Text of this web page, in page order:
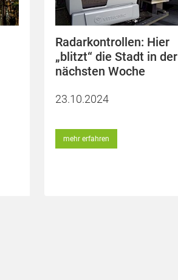
Radarkontrollen: Hier
„blitzt“ die Stadt in der
nächsten Woche
23.10.2024
mehr erfahren